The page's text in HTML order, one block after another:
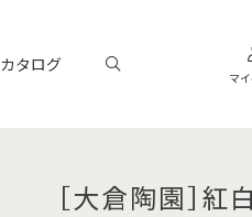
カタログ
マ
［大倉陶園］紅